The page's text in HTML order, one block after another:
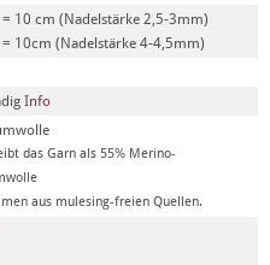
10 cm (Nadelstärke 2,5-3mm)
10cm (Nadelstärke 4-4,5mm)
Info
das Garn als 55% Merino-
aus mulesing-freien Quellen.